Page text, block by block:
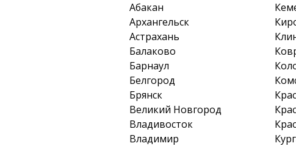
Абакан
Архангельск
Астрахань
Балаково
Барнаул
Белгород
Брянск
Великий Новгород
Владивосток
Владимир